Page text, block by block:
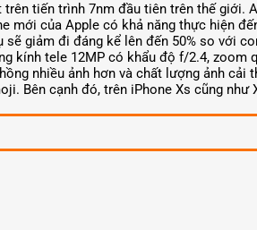
tiến trình 7nm đầu tiên trên thế giới.
mới của Apple có khả năng thực hiện
giảm đi đáng kể lên đến 50% so với
kính tele 12MP có khẩu độ f/2.4, zoom
nhiều ảnh hơn và chất lượng ảnh cải
Bên cạnh đó, trên iPhone Xs cũng như